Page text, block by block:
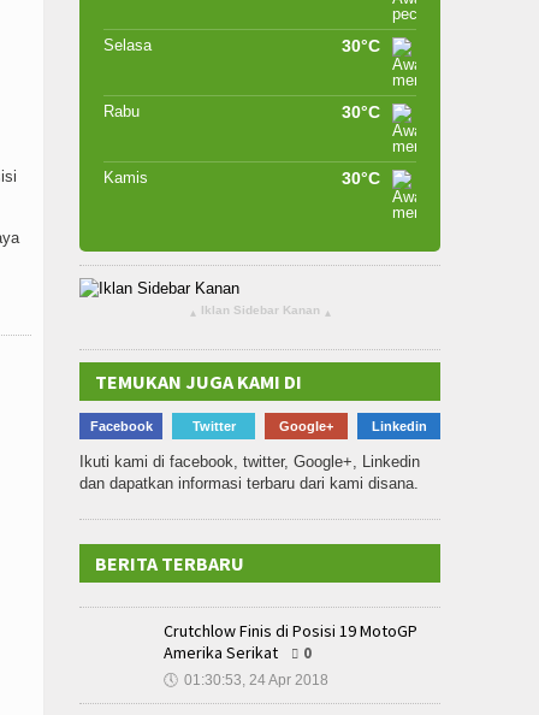
Selasa 30°C
Rabu 30°C
Kamis 30°C
▴ Iklan Sidebar Kanan ▴
TEMUKAN JUGA KAMI DI
Facebook Twitter Google+ Linkedin
Ikuti kami di facebook, twitter, Google+, Linkedin
dan dapatkan informasi terbaru dari kami disana.
BERITA TERBARU
Crutchlow Finis di Posisi 19 MotoGP
Amerika Serikat
0
🕔 01:30:53, 24 Apr 2018